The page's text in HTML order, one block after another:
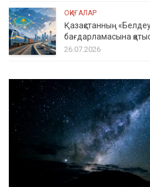
ОҚИҒАЛАР
Қазақстанның
бағдарламасына
26.07.2026